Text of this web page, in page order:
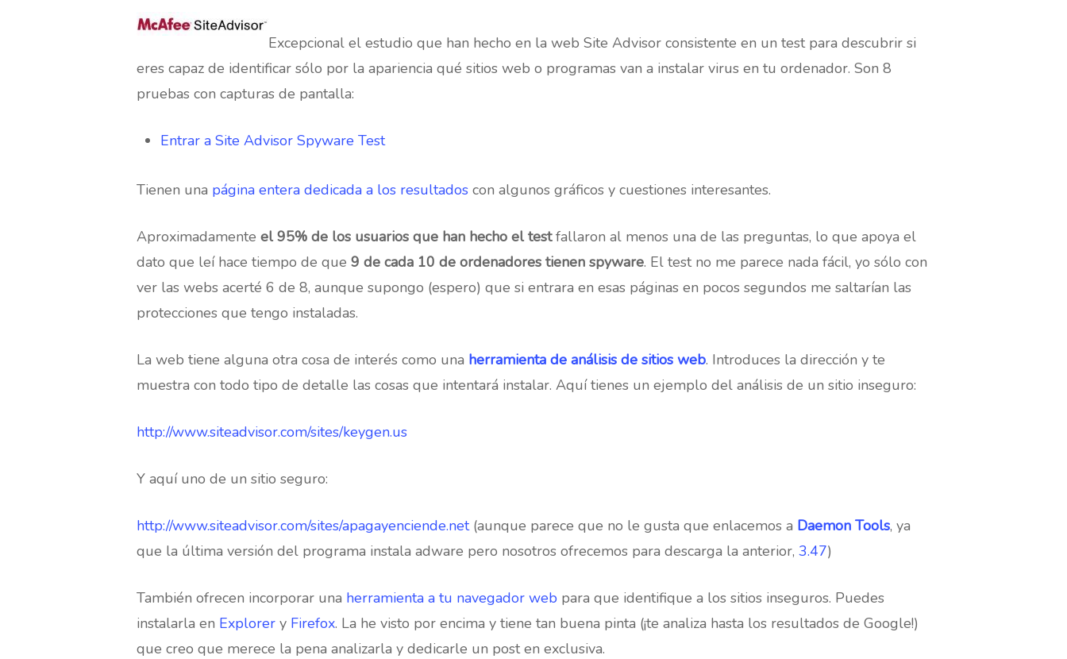
Hit enter to search or ESC to close
Excepcional el estudio que han hecho en la web Site Advisor consistente en un test para descubrir si
eres capaz de identificar sólo por la apariencia qué sitios web o programas van a instalar virus en tu ordenador. Son 8
pruebas con capturas de pantalla:
Entrar a Site Advisor Spyware Test
Tienen una página entera dedicada a los resultados con algunos gráficos y cuestiones interesantes.
Aproximadamente el 95% de los usuarios que han hecho el testfallaron al menos una de las preguntas, lo que apoya el
dato que leí hace tiempo de que 9 de cada 10 de ordenadores tienen spyware. El test no me parece nada fácil, yo sólo con
ver las webs acerté 6 de 8, aunque supongo (espero) que si entrara en esas páginas en pocos segundos me saltarían las
protecciones que tengo instaladas.
La web tiene alguna otra cosa de interés como una herramienta de análisis de sitios web. Introduces la dirección y te
muestra con todo tipo de detalle las cosas que intentará instalar. Aquí tienes un ejemplo del análisis de un sitio inseguro:
http://www.siteadvisor.com/sites/keygen.us
Y aquí uno de un sitio seguro:
http://www.siteadvisor.com/sites/apagayenciende.net(aunque parece que no le gusta que enlacemos a Daemon Tools, ya
que la última versión del programa instala adware pero nosotros ofrecemos para descarga la anterior, 3.47)
También ofrecen incorporar una herramienta a tu navegador web para que identifique a los sitios inseguros. Puedes
instalarla en Explorer y Firefox. La he visto por encima y tiene tan buena pinta (¡te analiza hasta los resultados de Google!)
que creo que merece la pena analizarla y dedicarle un post en exclusiva.